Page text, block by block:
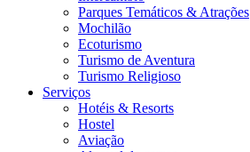
Parques Temáticos & Atrações
Mochilão
Ecoturismo
Turismo de Aventura
Turismo Religioso
Serviços
Hotéis & Resorts
Hostel
Aviação